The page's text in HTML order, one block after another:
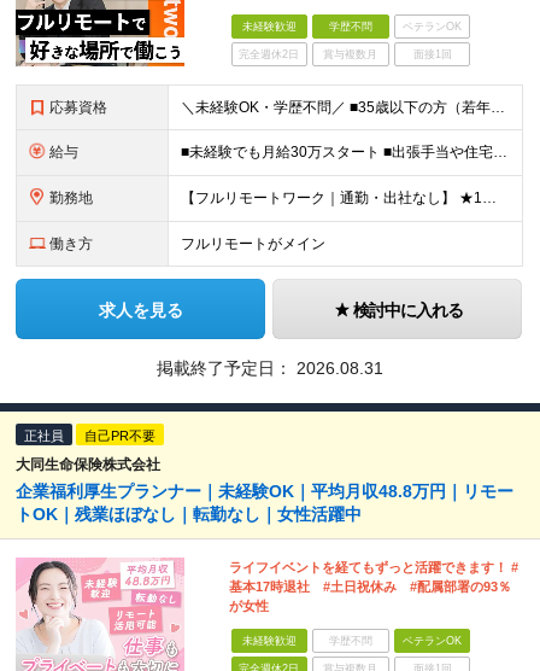
未経験歓迎 学歴不問 ベテランOK
完全週休2日 賞与複数月 面接1回
応募資格 ＼未経験OK・学歴不問／ ■35歳以下の方（若年層の長期キャリア形成のため） ■第二新卒OK ■普通自動車免許（AT）をお持ちの方 ▼▽こんな方はぜひご応募ください！▽▼ 「車の運転が好き！」 「地
給与 ■未経験でも月給30万スタート ■出張手当や住宅手当あり 【東京都・神奈川県】 月給35万円～60万円＋インセンティブ＋賞与＋諸手当 上記月給は、月42時間分の固定残業代（月8万3900円以上）を含
勤務地 【フルリモートワーク｜通勤・出社なし】 ★1人1台社用車貸与 ★転勤なし ★直帰直行OK 【本社】 兵庫県神戸市中央区明石町44 神戸御幸ビル4F ★☆積極採用中☆★ ◆北海道・東北：札幌／福島／
働き方 フルリモートがメイン
求人を見る 検討中に入れる
掲載終了予定日： 2026.08.31
正社員 自己PR不要
大同生命保険株式会社
企業福利厚生プランナー｜未経験OK｜平均月収48.8万円｜リモー
トOK｜残業ほぼなし｜転勤なし｜女性活躍中
ライフイベントを経てもずっと活躍できます！ #
基本17時退社 #土日祝休み #配属部署の93％
が女性
未経験歓迎 学歴不問 ベテランOK
完全週休2日 賞与複数月 面接1回